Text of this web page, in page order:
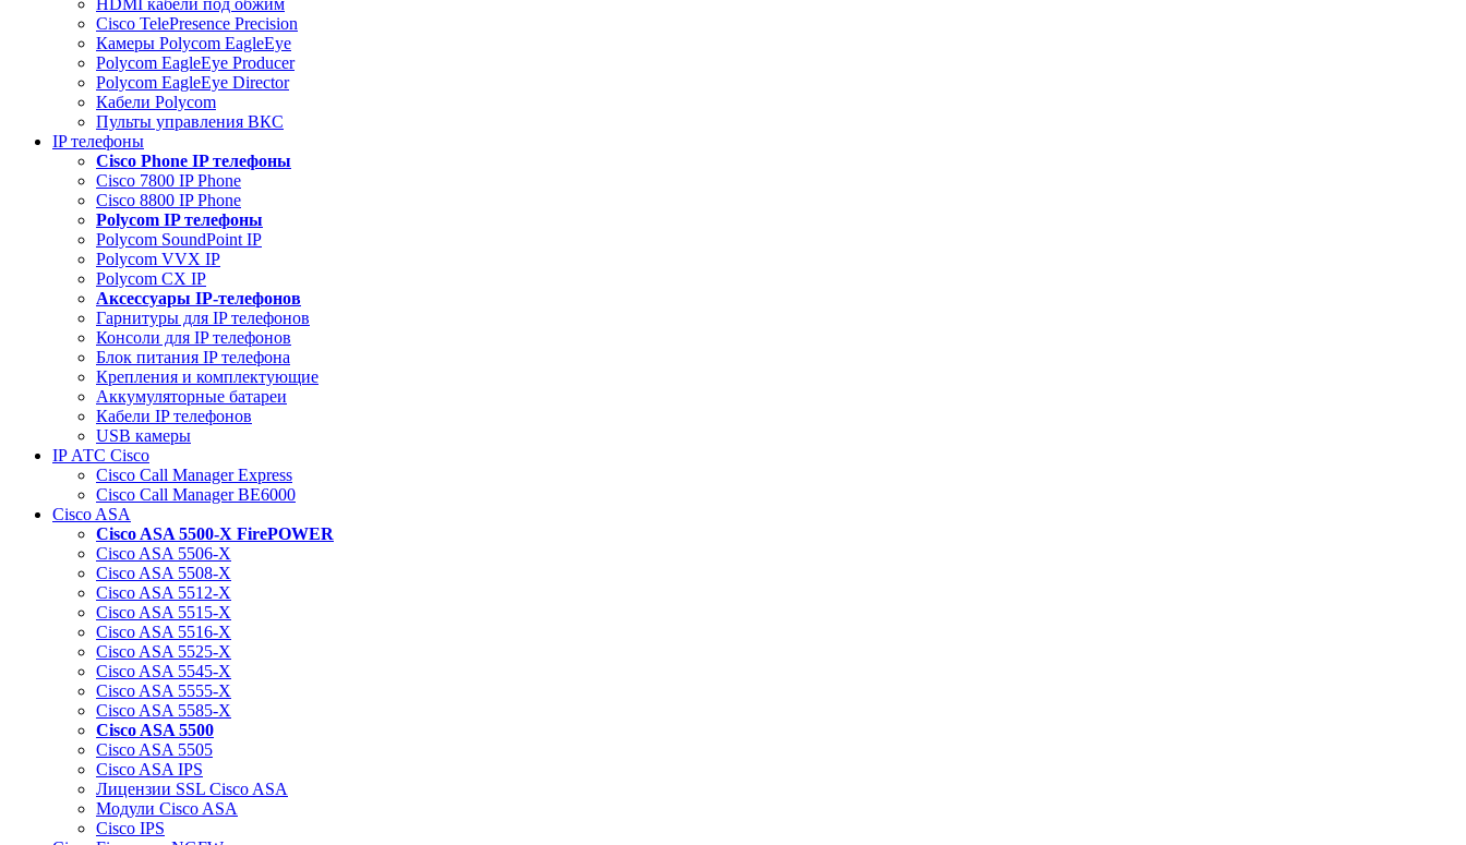
HDMI кабели под обжим
Cisco TelePresence Precision
Камеры Polycom EagleEye
Polycom EagleEye Producer
Polycom EagleEye Director
Кабели Polycom
Пульты управления ВКС
IP телефоны
Сisco Phone IP телефоны
Cisco 7800 IP Phone
Cisco 8800 IP Phone
Polycom IP телефоны
Polycom SoundPoint IP
Polycom VVX IP
Polycom CX IP
Аксессуары IP-телефонов
Гарнитуры для IP телефонов
Консоли для IP телефонов
Блок питания IP телефона
Крепления и комплектующие
Аккумуляторные батареи
Кабели IP телефонов
USB камеры
IP АТС Cisco
Cisco Call Manager Express
Cisco Call Manager BE6000
Cisco ASA
Cisco ASA 5500-X FirePOWER
Cisco ASA 5506-X
Cisco ASA 5508-X
Cisco ASA 5512-X
Cisco ASA 5515-X
Cisco ASA 5516-X
Cisco ASA 5525-X
Cisco ASA 5545-X
Cisco ASA 5555-X
Cisco ASA 5585-X
Cisco ASA 5500
Cisco ASA 5505
Cisco ASA IPS
Лицензии SSL Cisco ASA
Модули Cisco ASA
Cisco IPS